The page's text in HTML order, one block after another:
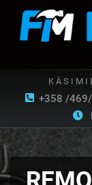
+358 /
K Ä S I M I